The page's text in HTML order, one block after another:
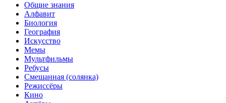
Общие знания
Алфавит
Биология
География
Искусство
Мемы
Мультфильмы
Ребусы
Смешанная (солянка)
Режиссёры
Кино